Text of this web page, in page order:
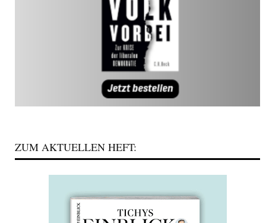
ZUM AKTUELLEN HEFT: